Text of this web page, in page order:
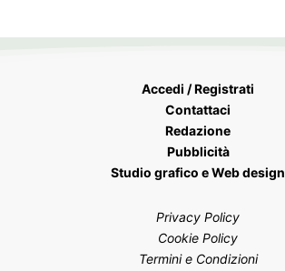
Accedi / Registrati
Contattaci
Redazione
Pubblicità
Studio grafico e Web design
Privacy Policy
Cookie Policy
Termini e Condizioni